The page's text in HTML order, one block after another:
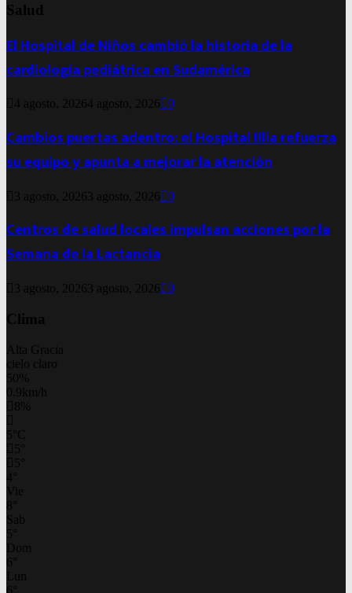
Salud
El Hospital de Niños cambió la historia de la
cardiología pediátrica en Sudamérica
4 agosto, 20264 agosto, 2026 0
Cambios puertas adentro: el Hospital Illia refuerza
su equipo y apunta a mejorar la atención
3 agosto, 2026 3 agosto, 2026 0
Centros de salud locales impulsan acciones por la
Semana de la Lactancia
3 agosto, 2026 3 agosto, 2026 0
Clima
Alta Gracia
cielo claro
50%
0.9km/h
8%
5 C
5
5
4
Vie
8
Sab
5
Dom
6
Lun
6